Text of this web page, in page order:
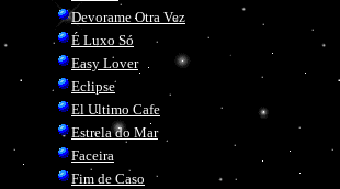
Devorame Otra Vez
É Luxo Só
Easy Lover
Eclipse
El Ultimo Cafe
Estrela do Mar
Faceira
Fim de Caso